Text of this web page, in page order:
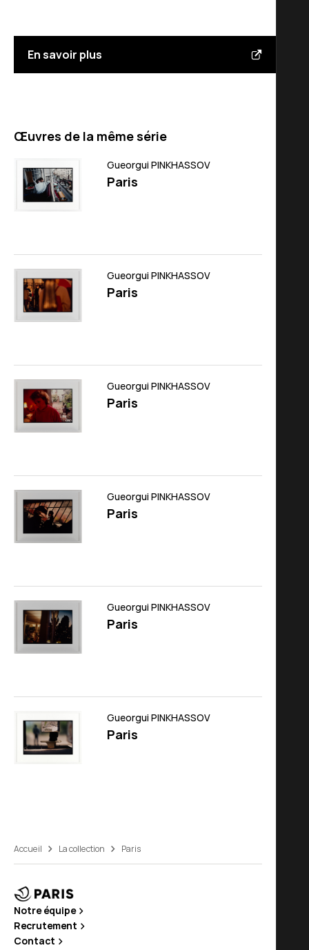
En savoir plus
Œuvres de la même série
Gueorgui PINKHASSOV
Paris
Gueorgui PINKHASSOV
Paris
Gueorgui PINKHASSOV
Paris
Gueorgui PINKHASSOV
Paris
Gueorgui PINKHASSOV
Paris
Gueorgui PINKHASSOV
Paris
Accueil La collection Paris
Notre équipe
Recrutement
Contact